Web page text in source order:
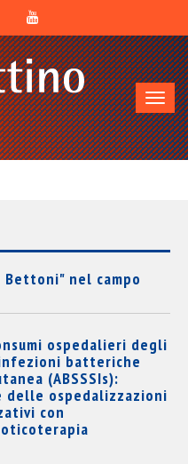
nel campo
ospedalieri degli
batteriche
(ABSSSIs):
ospedalizzazioni
con